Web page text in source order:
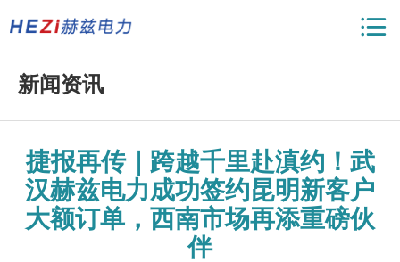
新闻资讯
捷报再传｜跨越千里赴滇约！武
汉赫兹电力成功签约昆明新客户
大额订单，西南市场再添重磅伙
伴